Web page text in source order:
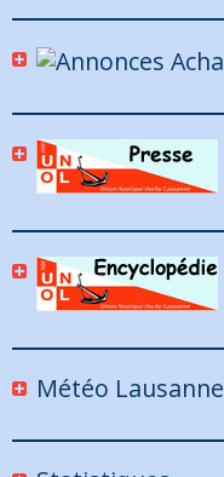
Météo Lausanne